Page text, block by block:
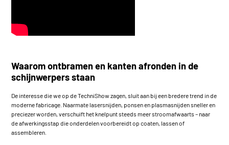
Waarom ontbramen en kanten afronden in de
schijnwerpers staan
De interesse die we op de TechniShow zagen, sluit aan bij een bredere trend in de
moderne fabricage. Naarmate lasersnijden, ponsen en plasmasnijden sneller en
preciezer worden, verschuift het knelpunt steeds meer stroomafwaarts – naar
de afwerkingsstap die onderdelen voorbereidt op coaten, lassen of
assembleren.